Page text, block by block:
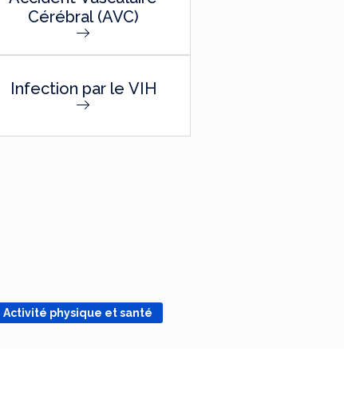
Cérébral (AVC)
Infection par le VIH
Activité physique et santé